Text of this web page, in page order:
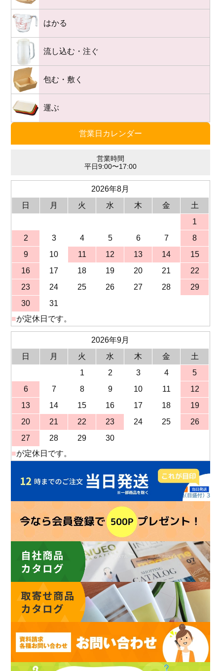
営業日カレンダー
営業時間
平日9:00〜17:00
2026年8月
日
月 火 水 木 金
土
1
2
3 4 5 6 7
8
9
10 11 12 13 14
15
16
17 18 19 20 21
22
23
24 25 26 27 28
29
30
31
■が定休日です。
2026年9月
日
月 火 水 木 金
土
1
2 3 4
5
6
7 8 9 10 11
12
13
14 15 16 17 18
19
20
21 22 23 24 25
26
27
28 29
30
■が定休日です。
はかる
流し込む・注ぐ
包む・敷く
運ぶ